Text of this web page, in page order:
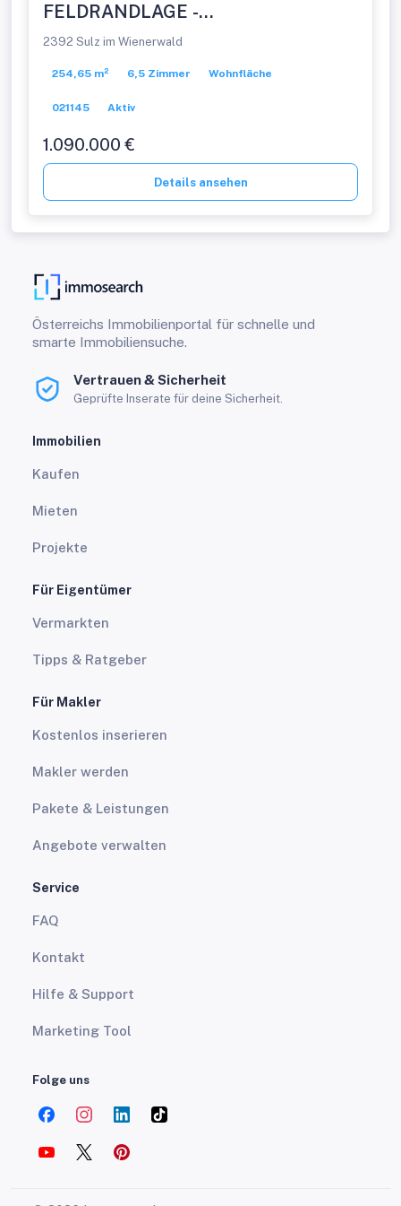
FELDRANDLAGE -
FAMILIENPARADIES
2392 Sulz im Wienerwald
254,65 m² 6,5 Zimmer Wohnfläche
021145 Aktiv
1.090.000 €
Details ansehen
Österreichs Immobilienportal für schnelle und
smarte Immobiliensuche.
Vertrauen & Sicherheit
Geprüfte Inserate für deine Sicherheit.
Immobilien
Kaufen
Mieten
Projekte
Für Eigentümer
Vermarkten
Tipps & Ratgeber
Für Makler
Kostenlos inserieren
Makler werden
Pakete & Leistungen
Angebote verwalten
Service
FAQ
Kontakt
Hilfe & Support
Marketing Tool
Folge uns